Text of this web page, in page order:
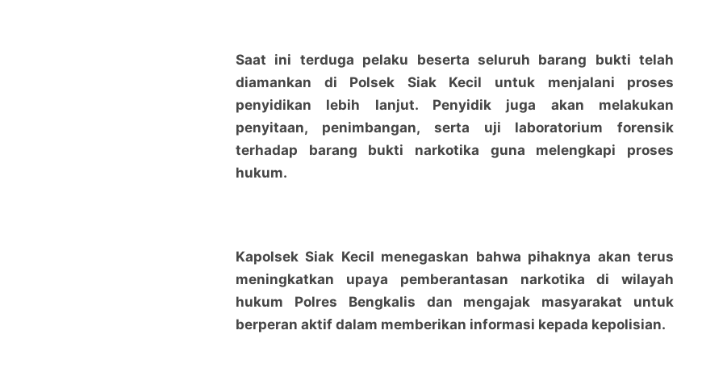
Saat ini terduga pelaku beserta seluruh barang bukti telah
diamankan di Polsek Siak Kecil untuk menjalani proses
penyidikan lebih lanjut. Penyidik juga akan melakukan
penyitaan, penimbangan, serta uji laboratorium forensik
terhadap barang bukti narkotika guna melengkapi proses
hukum.
Kapolsek Siak Kecil menegaskan bahwa pihaknya akan terus
meningkatkan upaya pemberantasan narkotika di wilayah
hukum Polres Bengkalis dan mengajak masyarakat untuk
berperan aktif dalam memberikan informasi kepada kepolisian.